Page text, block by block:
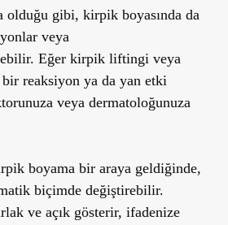
olduğu gibi, kirpik boyasında da
veya
Eğer kirpik liftingi veya
bir reaksiyon ya da yan etki
veya dermatoloğunuza
boyama bir araya geldiğinde,
biçimde değiştirebilir.
ve açıkgösterir, ifadenize